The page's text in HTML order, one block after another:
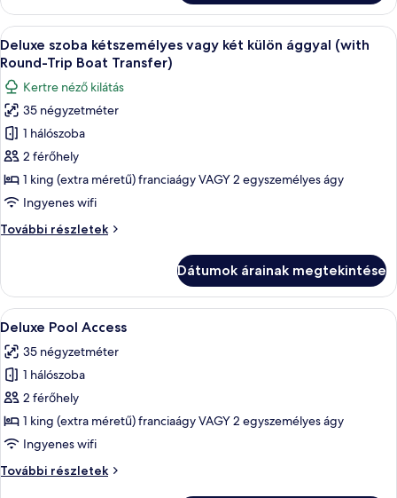
medencére
a
medencére
további
részletei
A
következő
szoba
összes
képének
megtekintése:
Deluxe
szoba
kétszemélyes
két
(with
Round-
Trip
Boat
Transfer)
Egy modern szállodai szoba két
7
Deluxe szoba kétszemélyes vagy két külön ággyal (with
Round-Trip Boat Transfer)
Kertre néző kilátás
35 négyzetméter
1 hálószoba
2 férőhely
1 king (extra méretű) franciaágy VAGY 2 egyszemélyes ágy
Ingyenes wifi
További részletek
Deluxe
két
külön
ággyal
Round-
Trip
Transfer)
további
részletei
Dátumok árainak megtekintése
A
következő
szoba
összes
képének
megtekintése:
Deluxe
Access
Egy medence melletti terület, ahol
8
Deluxe Pool Access
35 négyzetméter
1 hálószoba
2 férőhely
1 king (extra méretű) franciaágy VAGY 2 egyszemélyes ágy
Ingyenes wifi
További részletek
Deluxe